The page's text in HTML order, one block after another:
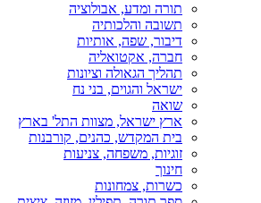
תורה ומדע, אבולוציה
תשובה והלכותיה
דיבור, שפה, אותיות
חברה, אקטואליה
תהליך הגאולה וציונות
ישראל והגוים, בני נח
שואה
ארץ ישראל, מצוות התל' בארץ
בית המקדש, כהנים, קורבנות
זוגיות, משפחה, צניעות
חינוך
כשרות, צמחונות